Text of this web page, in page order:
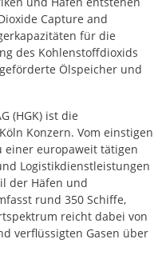
Capture and
für die
des Kohlenstoffdioxids
Ölspeicher und
(HGK) ist die
Konzern. Vom einstigen
einer europaweit tätigen
Logistikdienstleistungen
der Häfen und
rund 350 Schiffe,
reicht dabei von
verflüssigten Gasen über